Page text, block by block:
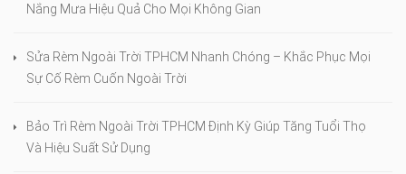
Nắng Mưa Hiệu Quả Cho Mọi Không Gian
Sửa Rèm Ngoài Trời TPHCM Nhanh Chóng – Khắc Phục Mọi
Sự Cố Rèm Cuốn Ngoài Trời
Bảo Trì Rèm Ngoài Trời TPHCM Định Kỳ Giúp Tăng Tuổi Thọ
Và Hiệu Suất Sử Dụng